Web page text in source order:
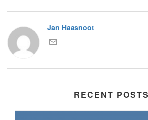
Jan Haasnoot
RECENT POSTS